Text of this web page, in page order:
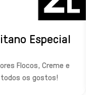
Especial
Flocos, Creme e
os gostos!